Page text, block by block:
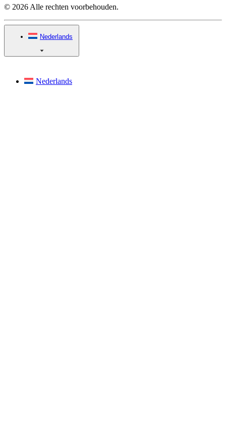
© 2026 Alle rechten voorbehouden.
Nederlands
Nederlands